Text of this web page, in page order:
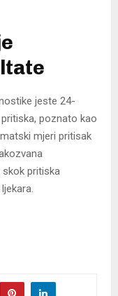
jeste 24-
poznato kao
mjeri pritisak
skok pritiska